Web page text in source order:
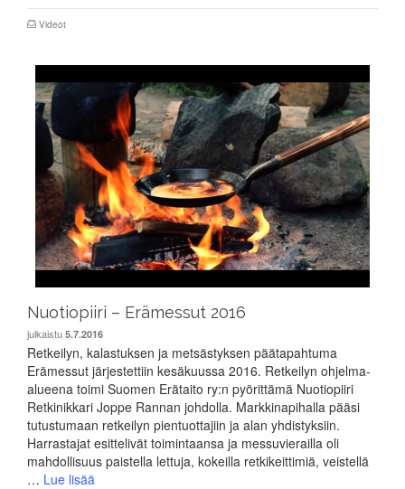
Videot
Nuotiopiiri – Erämessut 2016
julkaistu 5.7.2016
Retkeilyn, kalastuksen ja metsästyksen päätapahtuma
Erämessut järjestettiin kesäkuussa 2016. Retkeilyn ohjelma-
alueena toimi Suomen Erätaito ry:n pyörittämä Nuotiopiiri
Retkinikkari Joppe Rannan johdolla. Markkinapihalla pääsi
tutustumaan retkeilyn pientuottajiin ja alan yhdistyksiin.
Harrastajat esittelivät toimintaansa ja messuvierailla oli
mahdollisuus paistella lettuja, kokeilla retkikeittimiä, veistellä
… Lue lisää